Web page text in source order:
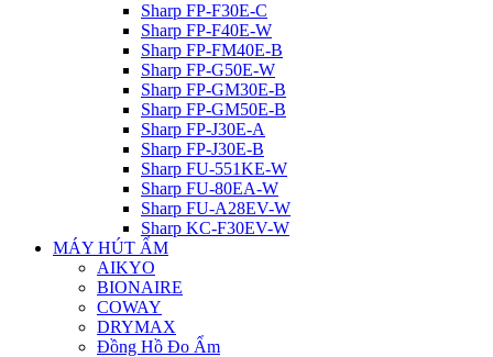
Sharp FP-F30E-C
Sharp FP-F40E-W
Sharp FP-FM40E-B
Sharp FP-G50E-W
Sharp FP-GM30E-B
Sharp FP-GM50E-B
Sharp FP-J30E-A
Sharp FP-J30E-B
Sharp FU-551KE-W
Sharp FU-80EA-W
Sharp FU-A28EV-W
Sharp KC-F30EV-W
MÁY HÚT ẨM
AIKYO
BIONAIRE
COWAY
DRYMAX
Đồng Hồ Đo Ẩm